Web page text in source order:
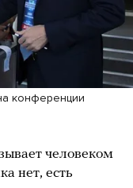
конференции
человеком
нет, есть